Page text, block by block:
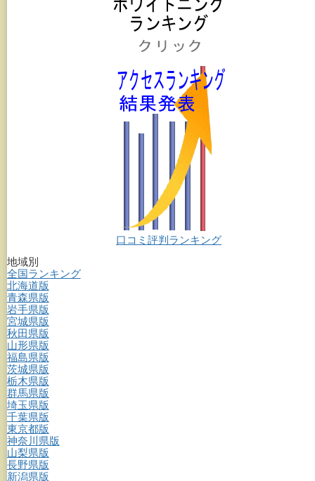
口コミ評判ランキング
地域別
全国ランキング
北海道版
青森県版
岩手県版
宮城県版
秋田県版
山形県版
福島県版
茨城県版
栃木県版
群馬県版
埼玉県版
千葉県版
東京都版
神奈川県版
山梨県版
長野県版
新潟県版